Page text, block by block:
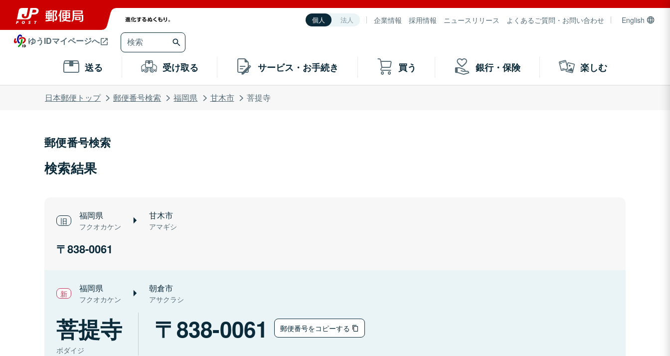
個人 法人 企業情報 採用情報 ニュースリリース よくあるご質問・お問い合わせ English
ゆうIDマイページへ
送る 受け取る サービス・お手続き 買う 銀行・保険 楽しむ
日本郵便トップ 郵便番号検索 福岡県 甘木市 菩提寺
郵便番号検索
検索結果
福岡県
フクオカケン
甘木市
アマギシ
838-0061
福岡県
フクオカケン
朝倉市
アサクラシ
菩提寺
ボダイジ
838-0061 郵便番号をコピーする